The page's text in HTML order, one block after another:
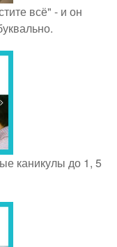
всё" - и он
каникулы до 1, 5